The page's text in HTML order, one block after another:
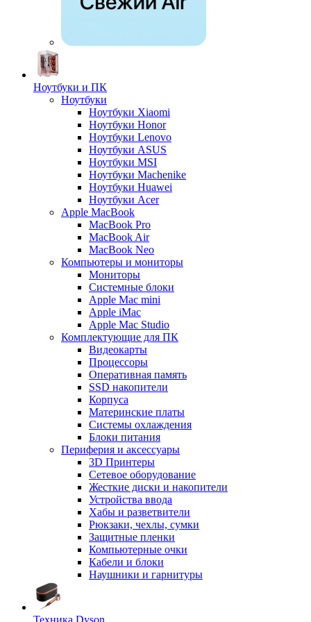
Ноутбуки и ПК
Ноутбуки
Ноутбуки Xiaomi
Ноутбуки Honor
Ноутбуки Lenovo
Ноутбуки ASUS
Ноутбуки MSI
Ноутбуки Machenike
Ноутбуки Huawei
Ноутбуки Acer
Apple MacBook
MacBook Pro
MacBook Air
MacBook Neo
Компьютеры и мониторы
Мониторы
Системные блоки
Apple Mac mini
Apple iMac
Apple Mac Studio
Комплектующие для ПК
Видеокарты
Процессоры
Оперативная память
SSD накопители
Корпуса
Материнские платы
Системы охлаждения
Блоки питания
Периферия и аксессуары
3D Принтеры
Сетевое оборудование
Жесткие диски и накопители
Устройства ввода
Хабы и разветвители
Рюкзаки, чехлы, сумки
Защитные пленки
Компьютерные очки
Кабели и блоки
Наушники и гарнитуры
Техника Dyson